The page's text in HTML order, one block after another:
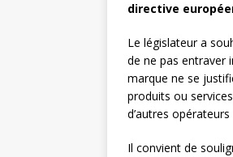
directive
Le législateur a
de ne pas entraver
marque ne se
produits ou
d’autres
Il convient de